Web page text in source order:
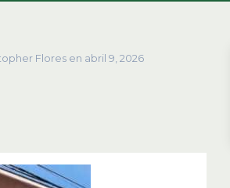
Flores en abril 9, 2026